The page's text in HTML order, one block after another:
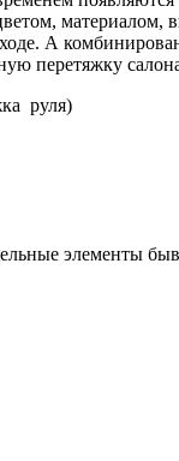
А
перетяжку
руля)
элементы